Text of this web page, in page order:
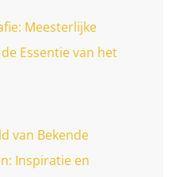
Meesterlijke
Essentie van het
van Bekende
Inspiratie en